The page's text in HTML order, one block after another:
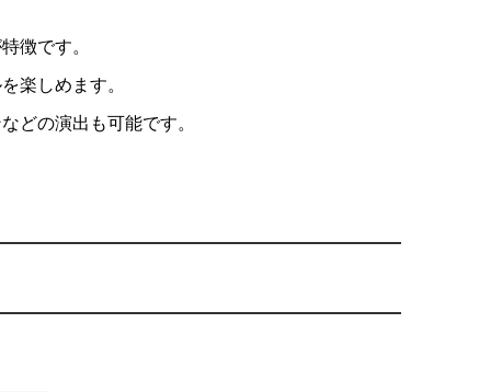
徴です。
楽しめます。
どの演出も可能です。